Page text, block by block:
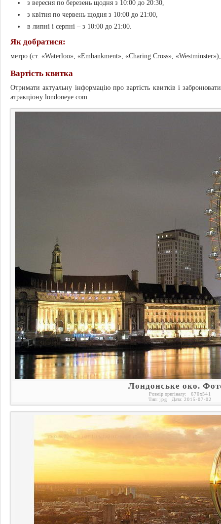
з вересня по березень щодня з 10:00 до 20:30,
з квітня по червень щодня з 10:00 до 21:00,
в липні і серпні – з 10:00 до 21:00.
Як добратися:
метро (ст. «Waterloo», «Embankment», «Charing Cross»,
Вартість квитка
Отримати актуальну інформацію про вартість квитків і
атракціону londoneye.com
Лондонське око.
Розмір оригіналу: 670x541
Тип: jpg Дата: 2015-07-02